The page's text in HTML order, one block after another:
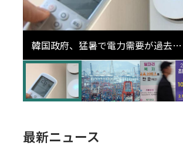
韓国政府、猛暑で電力需要が過去最
高更新の可能性に需給対応体制を点
検
最新ニュース